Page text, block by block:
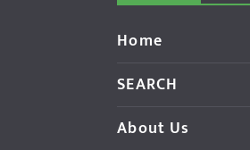
Home
SEARCH
About Us